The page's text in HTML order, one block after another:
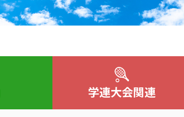
学連大会関連